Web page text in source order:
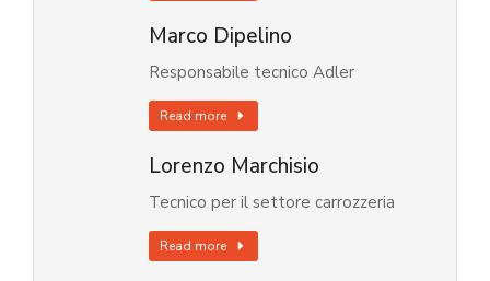
Marco Dipelino
Responsabile tecnico Adler
Read more
Lorenzo Marchisio
Tecnico per il settore carrozzeria
Read more